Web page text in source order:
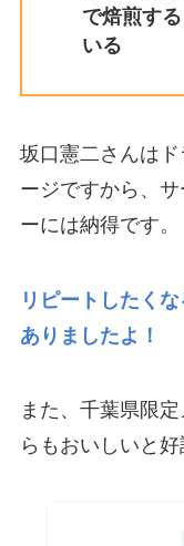
で焙煎す
いる
坂口憲二さんは
ージですから、
ーには納得です。
リピートしたく
ありましたよ！
また、千葉県限
らもおいしいと好